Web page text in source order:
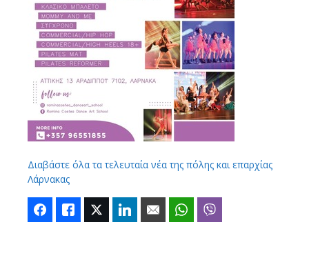
Διαβάστε όλα τα τελευταία νέα της πόλης και επαρχίας
Λάρνακας
FacebookLike Twitter LinkedIn Email WhatsApp